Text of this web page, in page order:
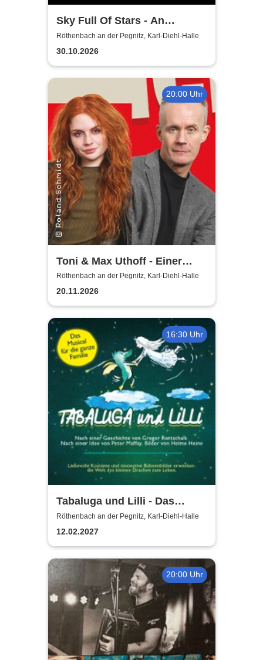
Sky Full Of Stars - An
Evening Of Coldplay Music
Röthenbach an der Pegnitz, Karl-Diehl-Halle
30.10.2026
20:00 Uhr
Toni & Max Uthoff - Einer
zuviel
Röthenbach an der Pegnitz, Karl-Diehl-Halle
20.11.2026
16:30 Uhr
Tabaluga und Lilli - Das
drachenstarke Musical für die
ganze Familie
Röthenbach an der Pegnitz, Karl-Diehl-Halle
12.02.2027
20:00 Uhr